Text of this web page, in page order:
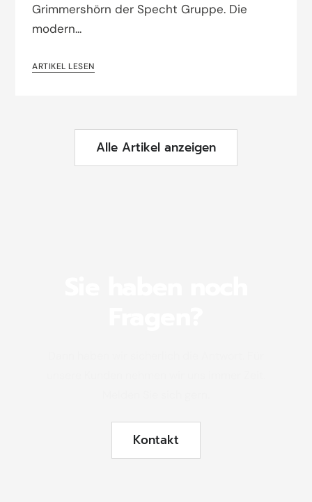
Grimmershörn der Specht Gruppe. Die
modern...
ARTIKEL LESEN
Alle Artikel anzeigen
Kontakt